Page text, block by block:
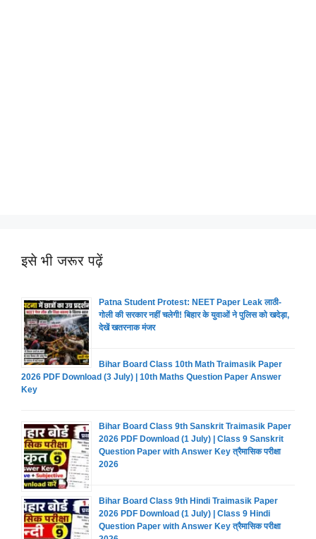
इसे भी जरूर पढ़ें
Patna Student Protest: NEET Paper Leak लाठी-
गोली की सरकार नहीं चलेगी! बिहार के युवाओं ने पुलिस को खदेड़ा,
देखें खतरनाक मंजर
Bihar Board Class 10th Math Traimasik Paper
2026 PDF Download (3 July) | 10th Maths Question Paper Answer
Key
Bihar Board Class 9th Sanskrit Traimasik Paper
2026 PDF Download (1 July) | Class 9 Sanskrit
Question Paper with Answer Key त्रैमासिक परीक्षा
2026
Bihar Board Class 9th Hindi Traimasik Paper
2026 PDF Download (1 July) | Class 9 Hindi
Question Paper with Answer Key त्रैमासिक परीक्षा